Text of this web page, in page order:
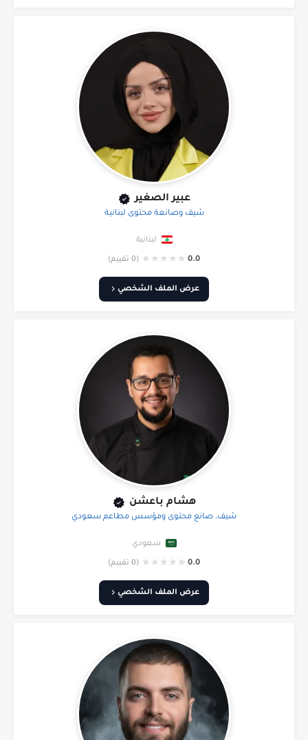
عبير الصغير
شيف وصانعة محتوى لبنانية
لبنانية
0.0
★
★
★
★
★ (0 تقييم)
عرض الملف الشخصي
هشام باعشن
شيف، صانع محتوى ومؤسس مطاعم سعودي
سعودي
0.0
★
★
★
★
★ (0 تقييم)
عرض الملف الشخصي